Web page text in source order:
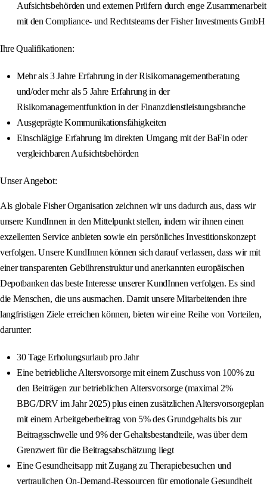
Aufsichtsbehörden und externen Prüfern durch enge Zusammenarbeit
mit den Compliance- und Rechtsteams der Fisher Investments GmbH
Ihre Qualifikationen:
Mehr als 3 Jahre Erfahrung in der Risikomanagementberatung
und/oder mehr als 5 Jahre Erfahrung in der
Risikomanagementfunktion in der Finanzdienstleistungsbranche
Ausgeprägte Kommunikationsfähigkeiten
Einschlägige Erfahrung im direkten Umgang mit der BaFin oder
vergleichbaren Aufsichtsbehörden
Unser Angebot:
Als globale Fisher Organisation zeichnen wir uns dadurch aus, dass wir
unsere KundInnen in den Mittelpunkt stellen, indem wir ihnen einen
exzellenten Service anbieten sowie ein persönliches Investitionskonzept
verfolgen. Unsere KundInnen können sich darauf verlassen, dass wir mit
einer transparenten Gebührenstruktur und anerkannten europäischen
Depotbanken das beste Interesse unserer KundInnen verfolgen. Es sind
die Menschen, die uns ausmachen. Damit unsere Mitarbeitenden ihre
langfristigen Ziele erreichen können, bieten wir eine Reihe von Vorteilen,
darunter:
30 Tage Erholungsurlaub pro Jahr
Eine betriebliche Altersvorsorge mit einem Zuschuss von 100% zu
den Beiträgen zur betrieblichen Altersvorsorge (maximal 2%
BBG/DRV im Jahr 2025) plus einen zusätzlichen Altersvorsorgeplan
mit einem Arbeitgeberbeitrag von 5% des Grundgehalts bis zur
Beitragsschwelle und 9% der Gehaltsbestandteile, was über dem
Grenzwert für die Beitragsabschätzung liegt
Eine Gesundheitsapp mit Zugang zu Therapiebesuchen und
vertraulichen On-Demand-Ressourcen für emotionale Gesundheit